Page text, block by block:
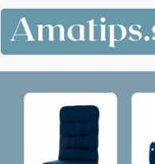
Hoppa
till
innehåll